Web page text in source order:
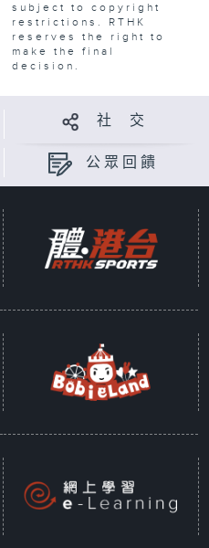
subject to copyright
restrictions. RTHK
reserves the right to
make the final
decision.
社 交
公眾回饋